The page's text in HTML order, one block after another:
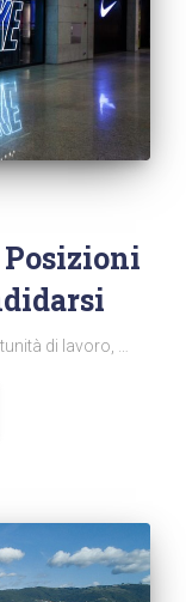
di lavoro, …